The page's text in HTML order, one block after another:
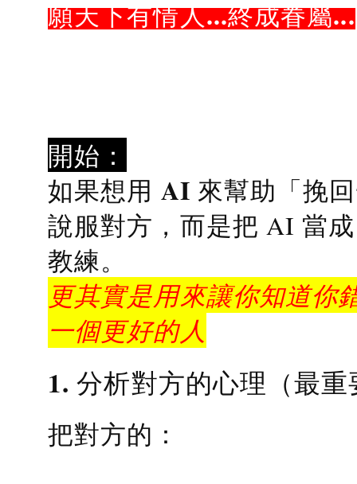
願天下有情人...終成眷屬...
開始：
如果想用 AI 來幫助「挽
說服對方，而是把 AI 當
教練。
更其實是用來讓你知道你
一個更好的人
1. 分析對方的心理（最
把對方的：